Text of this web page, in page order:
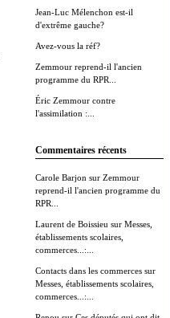
Jean-Luc Mélenchon est-il
d'extrême gauche?
Avez-vous la réf?
Zemmour reprend-il l'ancien
programme du RPR...
Éric Zemmour contre
l'assimilation :...
Commentaires récents
Carole Barjon sur Zemmour
reprend-il l'ancien programme du
RPR...
Laurent de Boissieu sur Messes,
établissements scolaires,
commerces...:...
Contacts dans les commerces sur
Messes, établissements scolaires,
commerces...:...